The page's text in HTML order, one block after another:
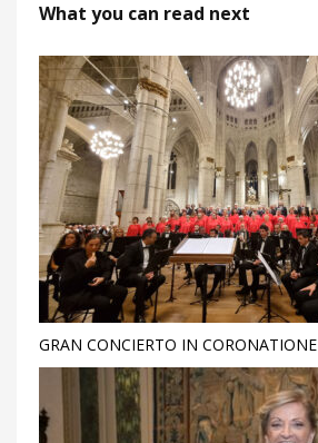
What you can read next
GRAN CONCIERTO IN CORONATIONE